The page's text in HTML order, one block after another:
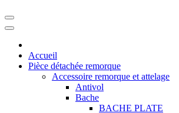
Accueil
Pièce détachée remorque
Accessoire remorque et attelage
Antivol
Bache
BACHE PLATE